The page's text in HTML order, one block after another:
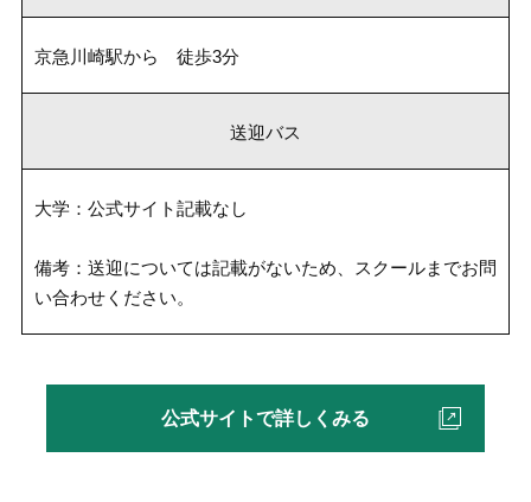
京急川崎駅から 徒歩3分
送迎バス
大学：公式サイト記載なし
備考：送迎については記載がないため、スクールまでお問
い合わせください。
公式サイトで詳しくみる